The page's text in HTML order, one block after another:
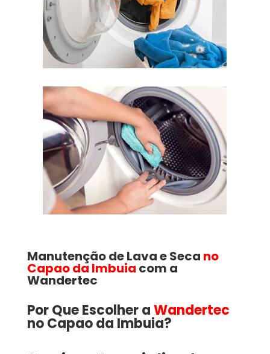
Manutenção de Lava e Seca no
Capao da Imbuia com a
Wandertec
Por Que Escolher aWandertec
no Capao da Imbuia​​​?